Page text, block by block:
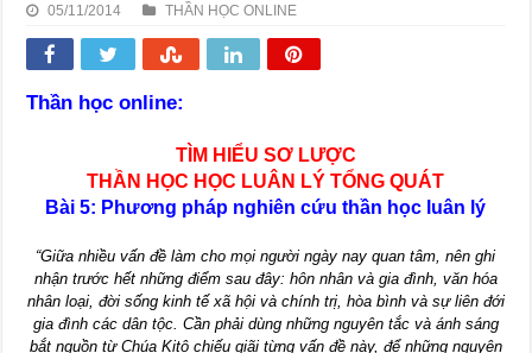
05/11/2014 THẦN HỌC ONLINE
Thần học online:
TÌM HIỂU SƠ LƯỢC
THẦN HỌC HỌC LUÂN LÝ TỔNG QUÁT
Bài 5: Phương pháp nghiên cứu thần học luân lý
“Giữa nhiều vấn đề làm cho mọi người ngày nay quan tâm, nên ghi
nhận trước hết những điểm sau đây: hôn nhân và gia đình, văn hóa
nhân loại, đời sống kinh tế xã hội và chính trị, hòa bình và sự liên đới
gia đình các dân tộc. Cần phải dùng những nguyên tắc và ánh sáng
bắt nguồn từ Chúa Kitô chiếu giãi từng vấn đề này, để những nguyên